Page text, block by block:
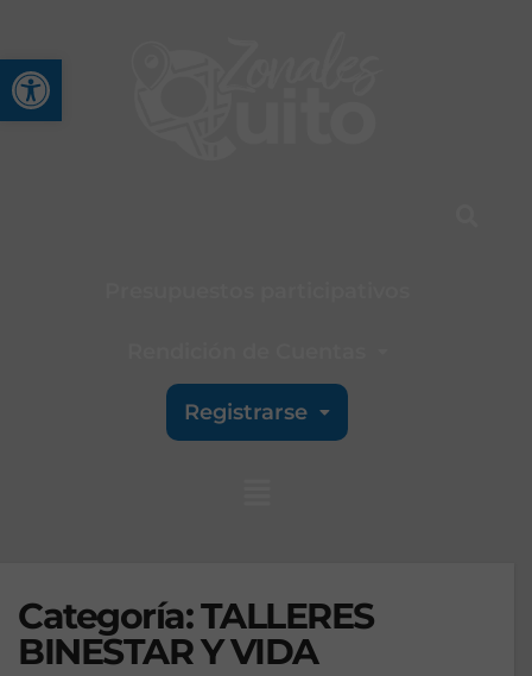
Abrir barra de
Registrarse
Categoría:TALLERES
BINESTAR Y VIDA